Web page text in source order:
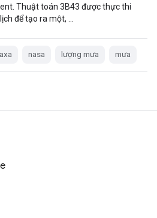
Thuật toán 3B43 được thực thi
để tạo ra một, …
nasa lượng mưa mưa